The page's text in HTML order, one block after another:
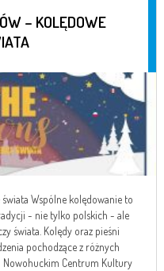
– KOLĘDOWE
Wspólne kolędowanie to
- nie tylko polskich - ale
świata. Kolędy oraz pieśni
pochodzące z różnych
Nowohuckim Centrum Kultury